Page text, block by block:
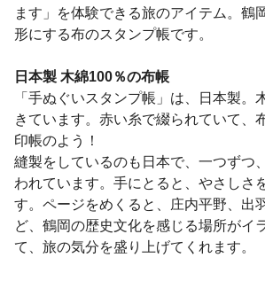
ます」を体験できる旅のアイテム。鶴
形にする布のスタンプ帳です。
日本製 木綿100％の布帳
「手ぬぐいスタンプ帳」は、日本製。
きています。赤い糸で綴られていて、
印帳のよう！
縫製をしているのも日本で、一つずつ
われています。手にとると、やさしさ
す。ページをめくると、庄内平野、出
ど、鶴岡の歴史文化を感じる場所がイ
て、旅の気分を盛り上げてくれます。